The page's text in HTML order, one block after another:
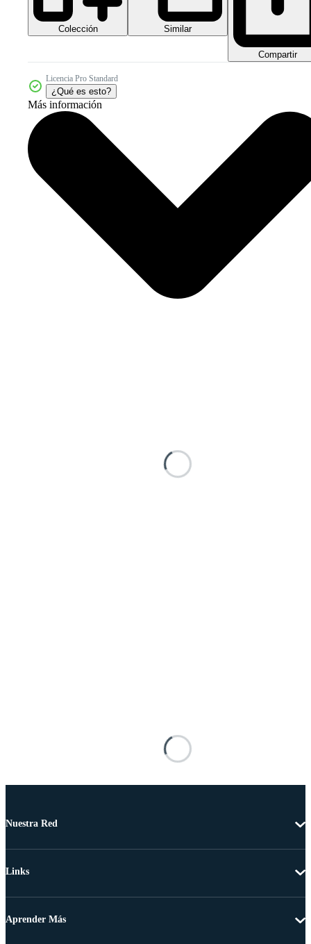
Colección Similar
Compartir
Licencia Pro Standard
¿Qué es esto?
Más información
Nuestra Red
Links
Aprender Más